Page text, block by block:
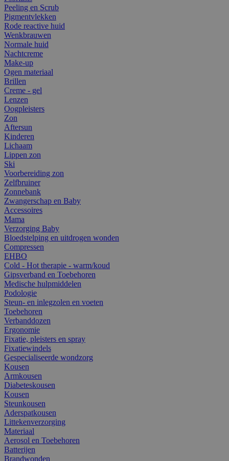
Peeling en Scrub
Pigmentvlekken
Rode reactive huid
Wenkbrauwen
Normale huid
Nachtcreme
Make-up
Ogen materiaal
Brillen
Creme - gel
Lenzen
Oogpleisters
Zon
Aftersun
Kinderen
Lichaam
Lippen zon
Ski
Voorbereiding zon
Zelfbruiner
Zonnebank
Zwangerschap en Baby
Accessoires
Mama
Verzorging Baby
Bloedstelping en uitdrogen wonden
Compressen
EHBO
Cold - Hot therapie - warm/koud
Gipsverband en Toebehoren
Medische hulpmiddelen
Podologie
Steun- en inlegzolen en voeten
Toebehoren
Verbanddozen
Ergonomie
Fixatie, pleisters en spray
Fixatiewindels
Gespecialiseerde wondzorg
Kousen
Armkousen
Diabeteskousen
Kousen
Steunkousen
Aderspatkousen
Littekenverzorging
Materiaal
Aerosol en Toebehoren
Batterijen
Brandwonden